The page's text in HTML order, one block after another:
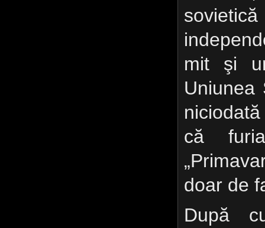
mit şi
Uniunea
că
doar de
După